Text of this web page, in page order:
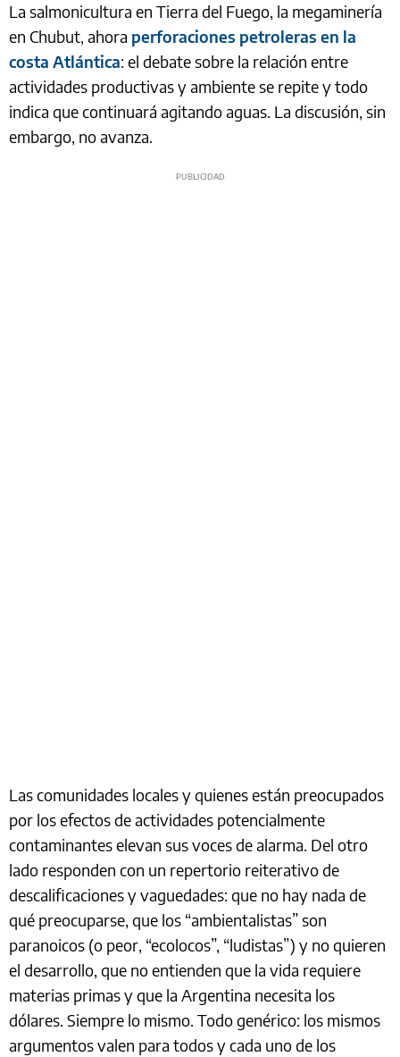
La salmonicultura en Tierra del Fuego, la megaminería
en Chubut, ahora perforaciones petroleras en la
costa Atlántica: el debate sobre la relación entre
actividades productivas y ambiente se repite y todo
indica que continuará agitando aguas. La discusión, sin
embargo, no avanza.
Las comunidades locales y quienes están preocupados
por los efectos de actividades potencialmente
contaminantes elevan sus voces de alarma. Del otro
lado responden con un repertorio reiterativo de
descalificaciones y vaguedades: que no hay nada de
qué preocuparse, que los “ambientalistas” son
paranoicos (o peor, “ecolocos”, “ludistas”) y no quieren
el desarrollo, que no entienden que la vida requiere
materias primas y que la Argentina necesita los
dólares. Siempre lo mismo. Todo genérico: los mismos
argumentos valen para todos y cada uno de los